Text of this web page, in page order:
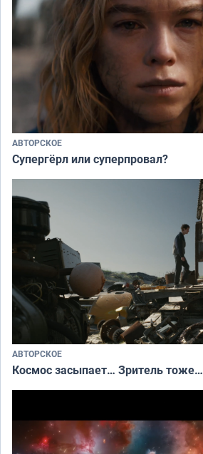
АВТОРСКОЕ
Супергёрл или суперпровал?
АВТОРСКОЕ
Космос засыпает… Зритель тоже…